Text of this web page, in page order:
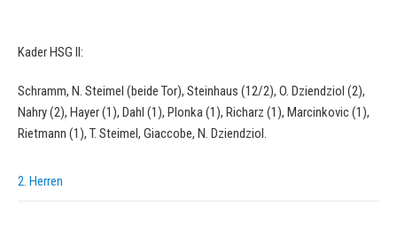
Kader HSG II:
Schramm, N. Steimel (beide Tor), Steinhaus (12/2), O. Dziendziol (2),
Nahry (2), Hayer (1), Dahl (1), Plonka (1), Richarz (1), Marcinkovic (1),
Rietmann (1), T. Steimel, Giaccobe, N. Dziendziol.
2. Herren